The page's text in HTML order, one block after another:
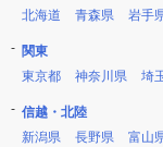
北海道
青森県 岩手
関東
東京都
神奈川県 埼
信越・北陸
新潟県
長野県 富山